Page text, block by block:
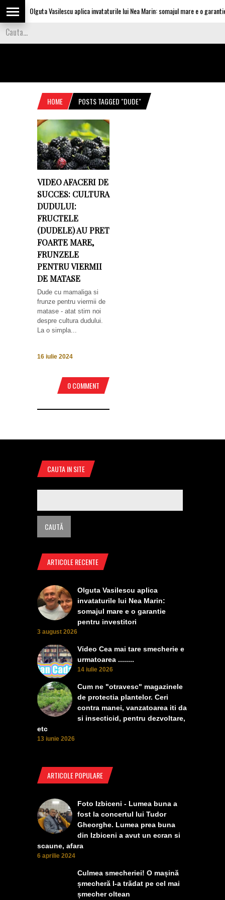
Olguta Vasilescu aplica invataturile lui Nea Marin: somajul mare e o
HOME POSTS TAGGED "DUDE"
VIDEO AFACERI DE
SUCCES: CULTURA
DUDULUI:
FRUCTELE
(DUDELE) AU PRET
FOARTE MARE,
FRUNZELE
PENTRU VIERMII
DE MATASE
Dude cu mamaliga si
frunze pentru viermii de
matase - atat stim noi
despre cultura dudului.
La o simpla...
16 iulie 2024
0 COMMENT
CAUTA IN SITE
ARTICOLE RECENTE
Olguta Vasilescu aplica
invataturile lui Nea Marin:
somajul mare e o garantie
pentru investitori
3 august 2026
Video Cea mai tare smecherie e
urmatoarea ........
14 iulie 2026
Cum ne "otravesc" magazinele
de protectia plantelor. Ceri
contra manei, vanzatoarea iti da
si insecticid, pentru dezvoltare,
etc
13 iunie 2026
ARTICOLE POPULARE
Foto Izbiceni - Lumea buna a
fost la concertul lui Tudor
Gheorghe. Lumea prea buna
din Izbiceni a avut un ecran si
scaune, afara
6 aprilie 2024
Culmea smecheriei! O mașină
șmecheră l-a trădat pe cel mai
șmecher oltean